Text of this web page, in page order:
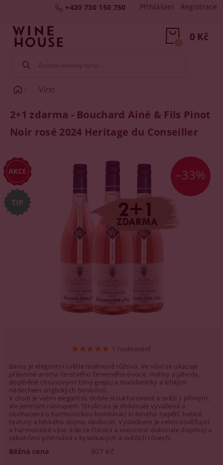
+420 730 150 750 Přihlášení Registrace
0 Kč
0
Víno
2+1 zdarma - Bouchard Ainé & Fils Pinot
Noir rosé 2024 Heritage du Conseiller
–33%
1 hodnocení
Barva je elegantní světle malinově růžová. Ve vůní se ukazuje
příjemné aroma čerstvého červeného ovoce, maliny a jahody,
doplněné citrusovými tóny grepu a mandarinky a lehkým
nádechem anglických bonbónů.
V chuti je velmi elegantní, dobře strukturované a svěží s přímým,
ale jemným nástupem. Struktura je dokonale vyvážená a
obohacená o harmonickou kombinaci krásného napětí, hebké
textury a lehkého dojmu sladkosti. Výsledkem je velmi osvěžující
a harmonické víno, kde se čistota a ovocnost dokonale doplňují a
zakončení přetrvává v kyselkavých a svěžích tónech.
Běžná cena 807 Kč